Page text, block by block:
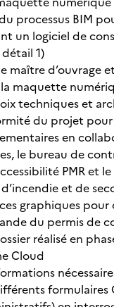
processus BIM
un logiciel de
1)
maître d’ouvrage
maquette
techniques et
du projet pour
en
le bureau de
PMR et le
et de
graphiques
du permis de
réalisé en
Cloud
formulaires